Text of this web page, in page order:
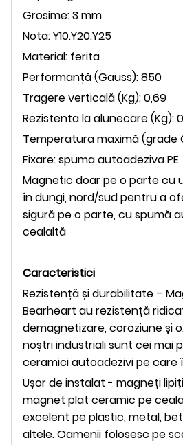
Grosime: 3 mm
Nota: Y10.Y20.Y25
Material: ferita
Performanță (Gauss): 850
Tragere verticală (Kg): 0,69
Rezistenta la alunecare (Kg):
Temperatura maximă (grade
Fixare: spuma autoadeziva PE
Magnetic doar pe o parte cu
în dungi, nord/sud pentru a
sigură pe o parte, cu spumă
cealaltă
Caracteristici
Rezistență și durabilitate –
Bearheart au rezistență
demagnetizare, coroziune și
noștri industriali sunt cei mai
ceramici autoadezivi pe care
Ușor de instalat - magneți
magnet plat ceramic pe
excelent pe plastic, metal,
altele. Oamenii folosesc pe